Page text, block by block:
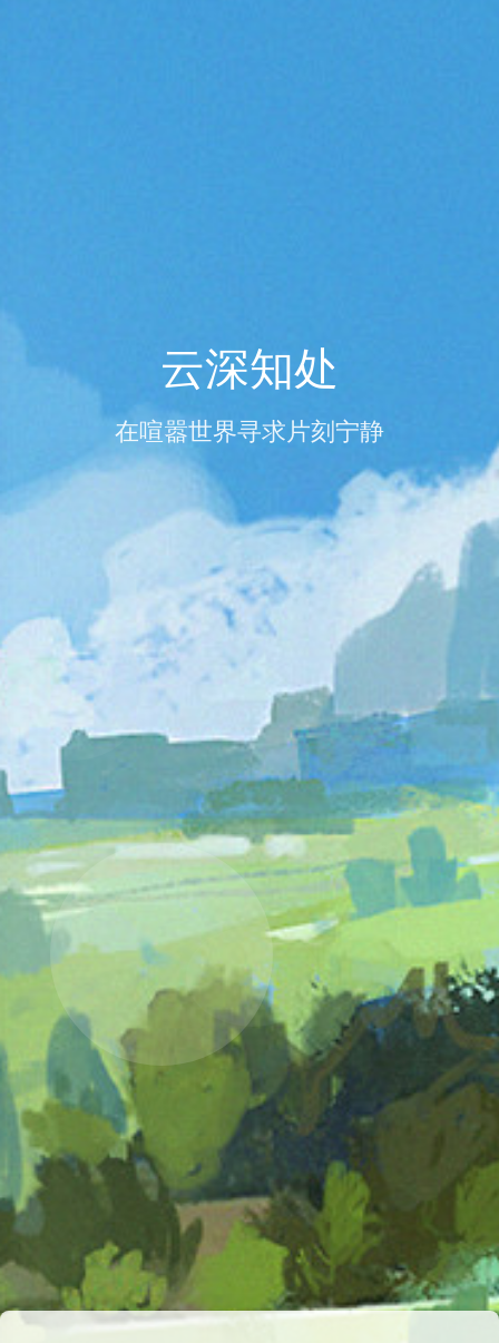
云深知处
在喧嚣世界寻求片刻宁静